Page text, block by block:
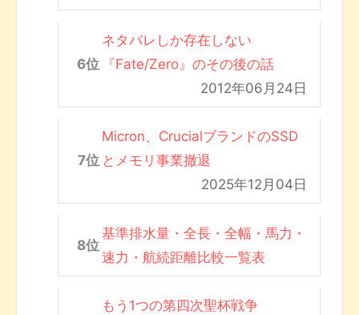
ネタバレしか存在しない
『Fate/Zero』のその後の話
2012年06月24日
Micron、CrucialブランドのSSD
とメモリ事業撤退
2025年12月04日
基準排水量・全長・全幅・馬力・
速力・航続距離比較一覧表
もう1つの第四次聖杯戦争